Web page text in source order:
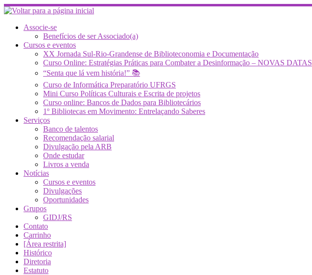
Skip
to
contentAssocie-se
Benefícios de ser Associado(a)
Cursos e eventos
XX Jornada Sul-Rio-Grandense de Biblioteconomia e Documentação
Curso Online: Estratégias Práticas para Combater a Desinformação – NOVAS DATAS
“Senta que lá vem história!” 📚
Curso de Informática Preparatório UFRGS
Mini Curso Políticas Culturais e Escrita de projetos
Curso online: Bancos de Dados para Bibliotecários
1º Bibliotecas em Movimento: Entrelaçando Saberes
Serviços
Banco de talentos
Recomendação salarial
Divulgação pela ARB
Onde estudar
Livros a venda
Notícias
Cursos e eventos
Divulgações
Oportunidades
Grupos
GIDJ/RS
Contato
Carrinho
[Área restrita]
Histórico
Diretoria
Estatuto